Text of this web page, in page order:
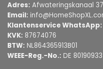
Adres: Afwateringskanaal
Email:
Klantenservice WhatsApp:
KVK: 87674076
BTW: NL864365913B01
WEEE-Reg.-No.: DE 80190933